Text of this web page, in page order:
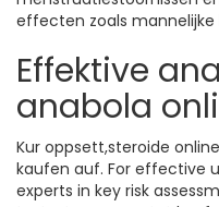
effecten zoals mannelijke
Effektive
anabola
Kur oppsett,steroide
kaufen auf. For effective
experts in key risk